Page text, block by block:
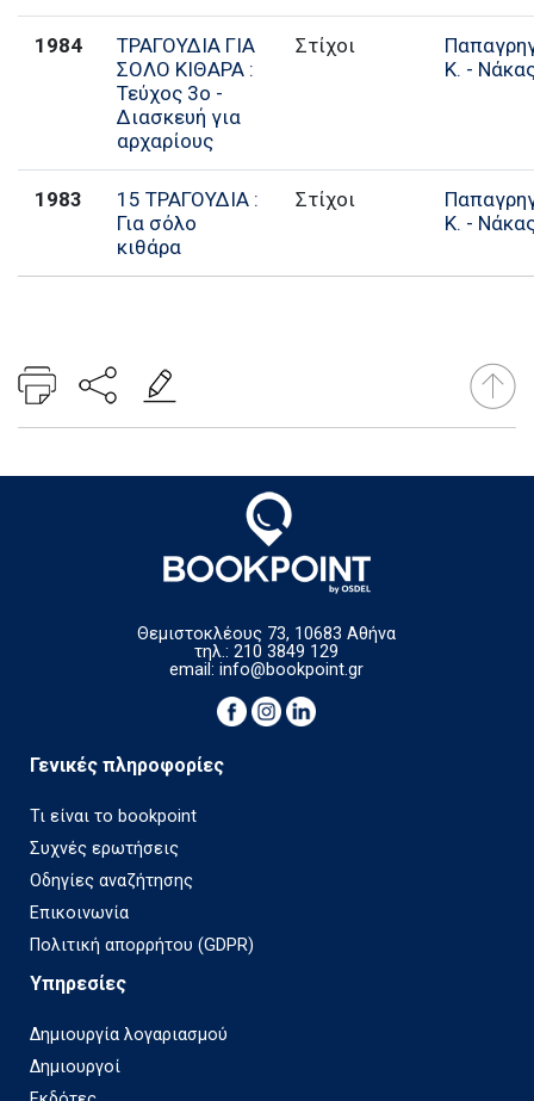
1984
TΡΑΓΟΥΔΙΑ ΓΙΑ
ΣΟΛΟ ΚΙΘΑΡΑ :
Τεύχος 3ο -
Διασκευή για
αρχαρίους
Στίχοι
Κ. -
1983
15 ΤΡΑΓΟΥΔΙΑ :
Για σόλο
κιθάρα
Στίχοι
Κ. -
Θεμιστοκλέους 73, 10683 Αθήνα
τηλ.: 210 3849 129
email:info@bookpoint.gr
Γενικές πληροφορίες
Τι είναι το bookpoint
Συχνές ερωτήσεις
Οδηγίες αναζήτησης
Επικοινωνία
Πολιτική απορρήτου (GDPR)
Υπηρεσίες
Δημιουργία λογαριασμού
Δημιουργοί